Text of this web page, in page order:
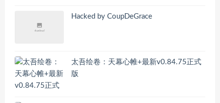
Hacked by CoupDeGrace
太吾绘卷：天幕心帷+最新v0.84.75正式
版